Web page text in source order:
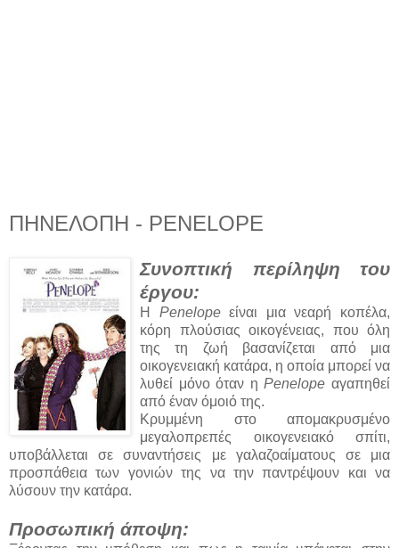
ΠΗΝΕΛΟΠΗ - PENELOPE
Συνοπτική περίληψη του
έργου:
Η Penelopeείναι μια νεαρή κοπέλα,
κόρη πλούσιας οικογένειας, που όλη
της τη ζωή βασανίζεται από μια
οικογενειακή κατάρα, η οποία μπορεί να
λυθεί μόνο όταν ηPenelopeαγαπηθεί
από έναν όμοιό της.
Κρυμμένη στο απομακρυσμένο
μεγαλοπρεπές οικογενειακό σπίτι,
υποβάλλεται σε συναντήσεις με γαλαζοαίματους σε μια
προσπάθεια των γονιών της να την παντρέψουν και να
λύσουν την κατάρα.
Προσωπική άποψη: